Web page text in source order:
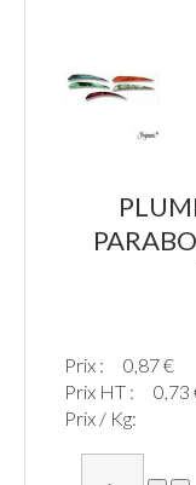
Prix :
0,87 €
Prix HT :
0,73
Prix / Kg: